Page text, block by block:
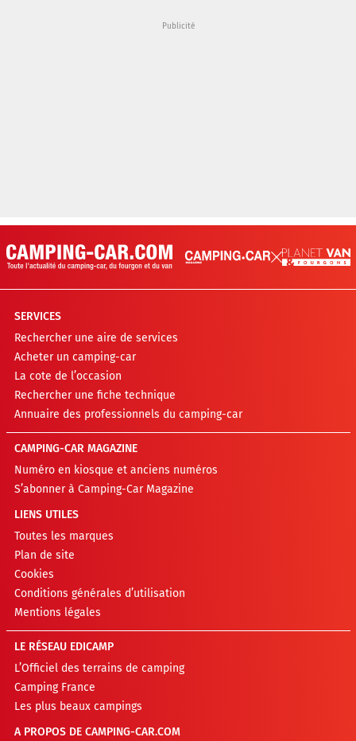
SERVICES
Rechercher une aire de services
Acheter un camping-car
La cote de l’occasion
Rechercher une fiche technique
Annuaire des professionnels du camping-car
CAMPING-CAR MAGAZINE
Numéro en kiosque et anciens numéros
S’abonner à Camping-Car Magazine
LIENS UTILES
Toutes les marques
Plan de site
Cookies
Conditions générales d’utilisation
Mentions légales
LE RÉSEAU EDICAMP
L’Officiel des terrains de camping
Camping France
Les plus beaux campings
A PROPOS DE CAMPING-CAR.COM